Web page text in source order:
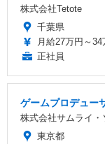
株式会社Tetote
千葉県
月給27万円～34
正社員
ゲームプロデュー
株式会社サムライ・
東京都